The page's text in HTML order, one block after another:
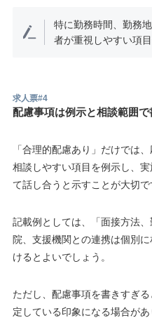
特に勤務時間、勤務
者が重視しやすい項目
求人票#4
配慮事項は例示と相談範囲で
「合理的配慮あり」だけでは
相談しやすい項目を例示し、
て話し合うと示すことが大切で
記載例としては、「面接方法
院、支援機関との連携は個別
けるとよいでしょう。
ただし、配慮事項を書きすぎ
定している印象になる場合があ